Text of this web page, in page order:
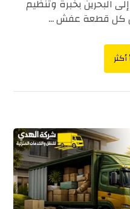
البحرين بخبرة وتنظيم
كل قطعة عفش ...
أكثر